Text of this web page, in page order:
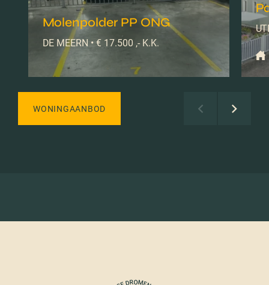
Molenpolder PP ONG
DE MEERN • € 17.500 ,- K.K.
WONINGAANBOD